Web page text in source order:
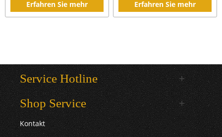
Erfahren Sie mehr Erfahren Sie mehr
Service Hotline
Shop Service
Kontakt